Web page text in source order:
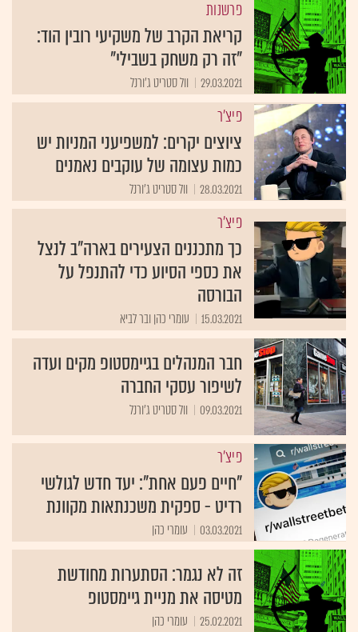
פרשנות
קריאת הקרב של משקיעי רובין הוד:
"זה רק משחק בשבילי"
29.03.2021 וול סטריט ג'ורנל
פיצ'ר
ציוצים יקרים: למשפיעני המניות יש
כמות עצומה של עוקבים נאמנים
28.03.2021 וול סטריט ג'ורנל
פיצ'ר
כך מתכננים הצעירים בארה"ב לנצל
את כספי הסיוע כדי להתנפל על
הבורסה
15.03.2021 עומרי כהן ובר לביא
חבר המנהלים בגיימסטופ מקים ועדה
לשיפור עסקי החברה
09.03.2021 וול סטריט ג'ורנל
פיצ'ר
"חיים פעם אחת": יעד חדש לגולשי
רדיט - ספקית משכנתאות מקוונת
03.03.2021 עומרי כהן
זה לא נגמר: הסתערות מחודשת
מטיסה את מניית גיימסטופ
25.02.2021 עומרי כהן